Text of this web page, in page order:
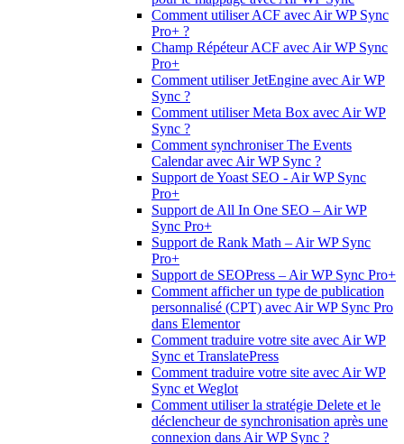
Comment utiliser ACF avec Air WP Sync
Pro+ ?
Champ Répéteur ACF avec Air WP Sync
Pro+
Comment utiliser JetEngine avec Air WP
Sync ?
Comment utiliser Meta Box avec Air WP
Sync ?
Comment synchroniser The Events
Calendar avec Air WP Sync ?
Support de Yoast SEO - Air WP Sync
Pro+
Support de All In One SEO – Air WP
Sync Pro+
Support de Rank Math – Air WP Sync
Pro+
Support de SEOPress – Air WP Sync Pro+
Comment afficher un type de publication
personnalisé (CPT) avec Air WP Sync Pro
dans Elementor
Comment traduire votre site avec Air WP
Sync et TranslatePress
Comment traduire votre site avec Air WP
Sync et Weglot
Comment utiliser la stratégie Delete et le
déclencheur de synchronisation après une
connexion dans Air WP Sync ?